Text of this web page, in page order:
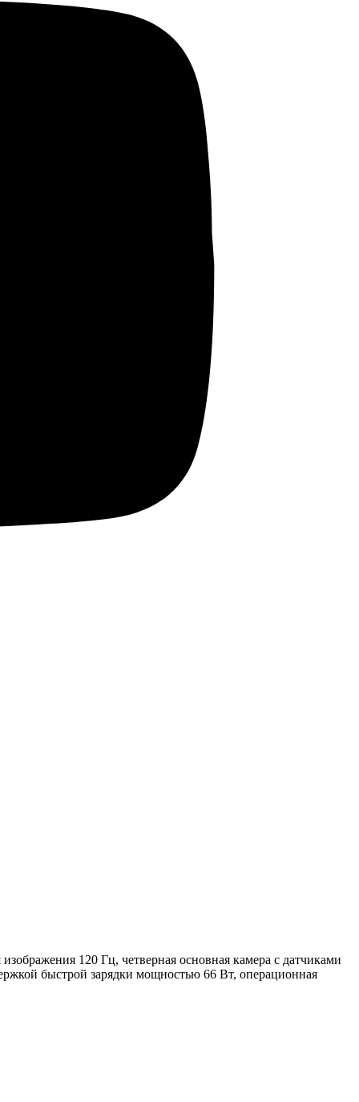
120 Гц, четверная основная камера с датчиками
быстрой зарядки мощностью 66 Вт, операционная